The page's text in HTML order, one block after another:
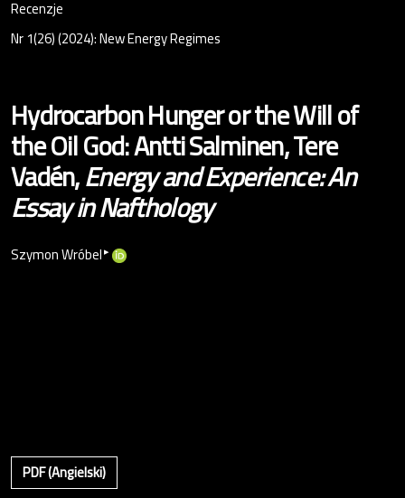
Recenzje
Nr 1(26) (2024): New Energy Regimes
Hydrocarbon Hunger or the Will of
the Oil God: Antti Salminen, Tere
Vadén,Energy and Experience: An
Essay in Nafthology
Szymon Wróbel▸
PDF (Angielski)